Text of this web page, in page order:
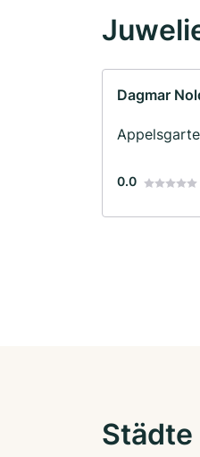
Dagmar
0.0
Städte